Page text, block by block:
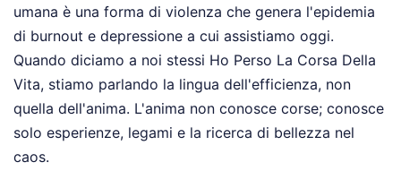
umana è una forma di violenza che genera l'epidemia
di burnout e depressione a cui assistiamo oggi.
Quando diciamo a noi stessi Ho Perso La Corsa Della
Vita, stiamo parlando la lingua dell'efficienza, non
quella dell'anima. L'anima non conosce corse; conosce
solo esperienze, legami e la ricerca di bellezza nel
caos.